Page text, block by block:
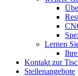
Lernen
Kontakt zur
Stellenangebote